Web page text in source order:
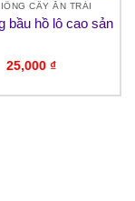
CÂY ĂN TRÁI
bầu hồ lô cao sản
25,000 ₫